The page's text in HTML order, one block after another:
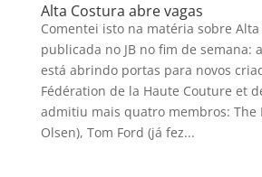
Alta Costura abre vagas
Comentei isto na matéria sobre Alta
publicada no JB no fim de semana:
está abrindo portas para novos
Fédération de la Haute Couture et
admitiu mais quatro membros: The
Olsen), Tom Ford (já fez...